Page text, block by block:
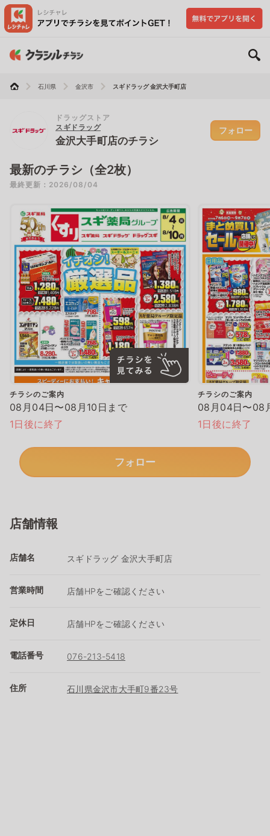
石川県 金沢市 スギドラッグ 金沢大手町店
ドラッグストア
スギドラッグ
金沢大手町店のチラシ
フォロー
最新のチラシ（全2枚）
最終更新：2026/08/04
チラシのご案内
08月04日〜08月10日まで
1日後に終了
チラシのご案内
08月04日〜08
1日後に終了
フォロー
店舗情報
店舗名 スギドラッグ 金沢大手町店
営業時間 店舗HPをご確認ください
定休日 店舗HPをご確認ください
電話番号 076-213-5418
住所 石川県金沢市大手町9番23号